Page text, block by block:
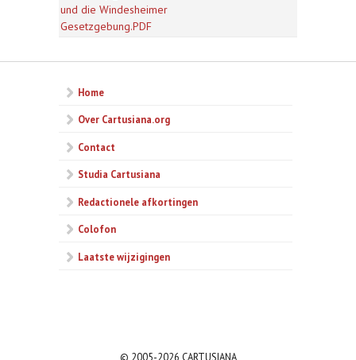
und die Windesheimer
Gesetzgebung.PDF
Home
Over Cartusiana.org
Contact
Studia Cartusiana
Redactionele afkortingen
Colofon
Laatste wijzigingen
© 2005-2026 CARTUSIANA